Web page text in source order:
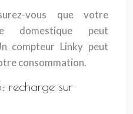
vous que votre
domestique peut
compteur Linky peut
consommation.
recharge sur